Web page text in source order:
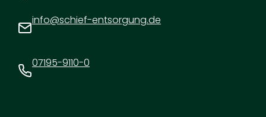
info@schief-entsorgung.de
07195-9110-0